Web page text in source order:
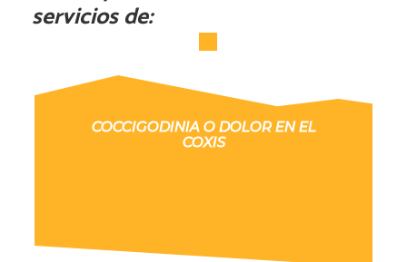
servicios de:
COCCIGODINIA O DOLOR EN EL
COXIS